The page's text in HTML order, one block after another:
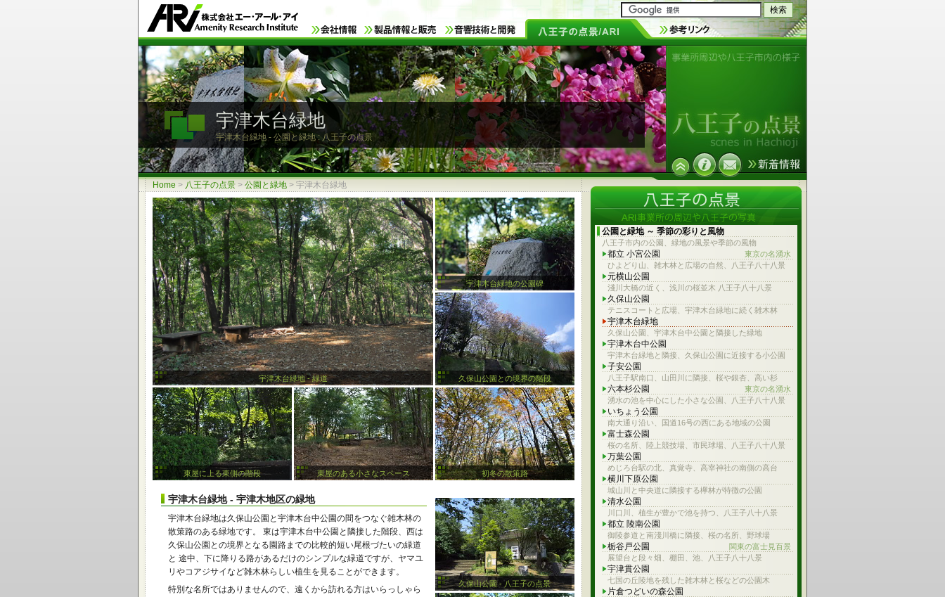
宇津木台緑地
宇津木台緑地 - 公園と緑地 : 八王子の点景
Home > 八王子の点景 > 公園と緑地 > 宇津木台緑地
宇津木台緑地 - 緑道
宇津木台緑地の公園碑
久保山公園との境界の階段
東屋に上る東側の階段 東屋のある小さなスペース 初冬の散策路
久保山公園 - 八王子の点景
宇津木台緑地 - 宇津木地区の緑地
宇津木台緑地は久保山公園と宇津木台中公園の間をつなぐ雑木林の
散策路のある緑地です。 東は宇津木台中公園と隣接した階段、西は
久保山公園との境界となる園路までの比較的短い尾根づたいの緑道
と 途中、下に降りる路があるだけのシンプルな緑道ですが、ヤマユ
リやコアジサイなど雑木林らしい植生を見ることができます。
特別な名所ではありませんので、遠くから訪れる方はいらっしゃら
公園と緑地 ～ 季節の彩りと風物
八王子市内の公園、緑地の風景や季節の風物
都立 小宮公園
東京の名湧水
ひよどり山、雑木林と広場の自然、八王子八十八景
元横山公園
淺川大橋の近く、浅川の桜並木 八王子八十八景
久保山公園
テニスコートと広場、宇津木台緑地に続く雑木林
宇津木台緑地
久保山公園、宇津木台中公園と隣接した緑地
宇津木台中公園
宇津木台緑地と隣接、久保山公園に近接する小公園
子安公園
八王子駅南口、山田川に隣接、桜や銀杏、高い杉
六本杉公園
東京の名湧水
湧水の池を中心にした小さな公園、八王子八十八景
いちょう公園
南大通り沿い、国道16号の西にある地域の公園
富士森公園
桜の名所、陸上競技場、市民球場、八王子八十八景
万葉公園
めじろ台駅の北、真覚寺、高宰神社の南側の高台
横川下原公園
城山川と中央道に隣接する欅林が特徴の公園
清水公園
川口川、植生が豊かで池を持つ、八王子八十八景
都立 陵南公園
御陵参道と南淺川橋に隣接、桜の名所、野球場
栃谷戸公園
関東の富士見百景
展望台と段々畑、棚田、池、八王子八十八景
宇津貫公園
七国の丘陵地を残した雑木林と桜などの公園木
片倉つどいの森公園